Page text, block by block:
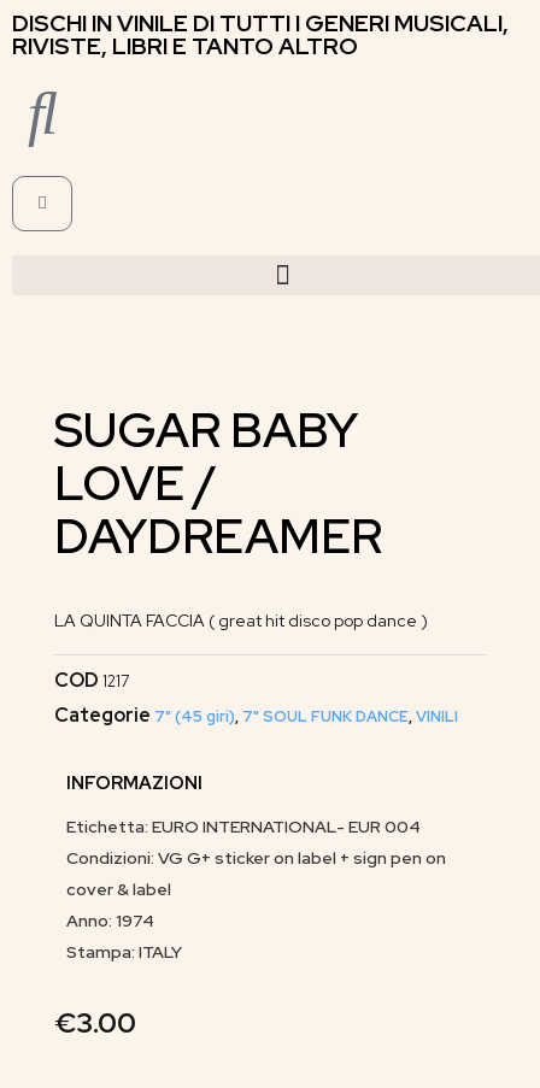
DISCHI IN VINILE DI TUTTI I GENERI MUSICALI,
RIVISTE, LIBRI E TANTO ALTRO
SUGAR BABY
LOVE /
DAYDREAMER
LA QUINTA FACCIA ( great hit disco pop dance )
COD 1217
Categorie 7" (45 giri), 7" SOUL FUNK DANCE,VINILI
INFORMAZIONI
Etichetta: EURO INTERNATIONAL- EUR 004
Condizioni: VG G+ sticker on label + sign pen on
cover & label
Anno: 1974
Stampa: ITALY
€3.00